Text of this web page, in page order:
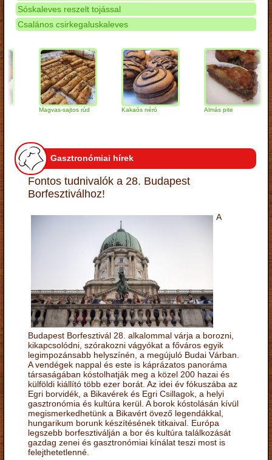
Sóskaleves reszelt tojással
Csalános csirkegaluskaleves
Magvas-sajtos rúd Kakaós néró Almás pite
Gasztronómiai hírek
Fontos tudnivalók a 28. Budapest
Borfesztiválhoz!
A
Budapest Borfesztivál 28. alkalommal várja a borozni,
kikapcsolódni, szórakozni vágyókat a főváros egyik
legimpozánsabb helyszínén, a megújuló Budai Várban.
A vendégek nappal és este is káprázatos panoráma
társaságában kóstolhatják meg a közel 200 hazai és
külföldi kiállító több ezer borát. Az idei év fókuszába az
Egri borvidék, a Bikavérek és Egri Csillagok, a helyi
gasztronómia és kultúra kerül. A borok kóstolásán kívül
megismerkedhetünk a Bikavért övező legendákkal,
hungarikum borunk készítésének titkaival. Európa
legszebb borfesztiválján a bor és kultúra találkozását
gazdag zenei és gasztronómiai kínálat teszi most is
felejthetetlenné.